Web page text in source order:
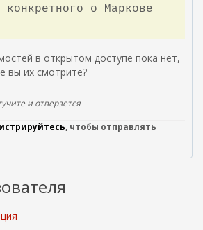
конкретного о Маркове
в открытом доступе пока нет,
вы их смотрите?
и отверзется
, чтобы отправлять